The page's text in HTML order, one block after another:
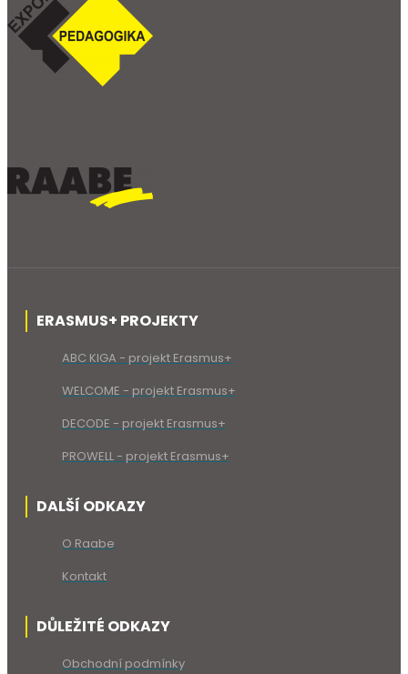
ERASMUS+ PROJEKTY
ABC KIGA - projekt Erasmus+
WELCOME - projekt Erasmus+
DECODE - projekt Erasmus+
PROWELL - projekt Erasmus+
DALŠÍ ODKAZY
O Raabe
Kontakt
DŮLEŽITÉ ODKAZY
Obchodní podmínky